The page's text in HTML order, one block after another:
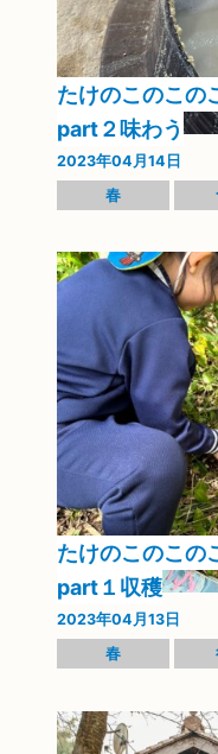
たけのこのこの
part２味わう
2023年04月14日
春
たけのこのこの
part１収穫
2023年04月13日
春